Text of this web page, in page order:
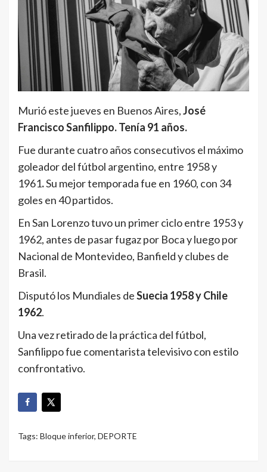
Murió este jueves en Buenos Aires,José
Francisco Sanfilippo. Tenía 91 años.
Fue durante cuatro años consecutivos el máximo
goleador del fútbol argentino, entre 1958 y
1961.Su mejor temporada fue en 1960, con 34
goles en 40 partidos.
En San Lorenzo tuvo un primer ciclo entre 1953 y
1962, antes de pasar fugaz por Boca y luego por
Nacional de Montevideo, Banfield y clubes de
Brasil.
Disputó los Mundiales deSuecia 1958 y Chile
1962.
Una vez retirado de la práctica del fútbol,
Sanfilippo fue comentarista televisivo con estilo
confrontativo.
Tags: Bloque inferior, DEPORTE